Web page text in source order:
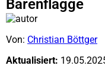
Bärenflagge
Von: Christian Böttger
Aktualisiert: